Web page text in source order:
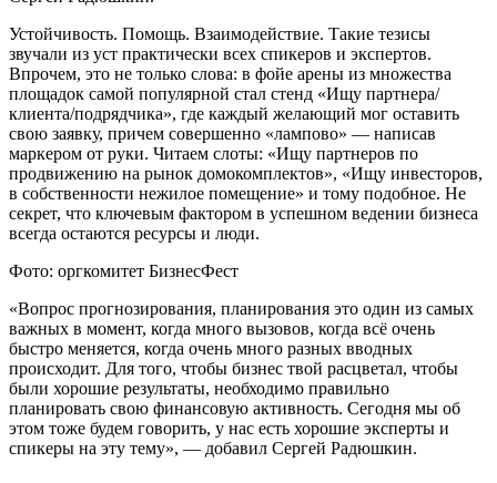
Устойчивость. Помощь. Взаимодействие. Такие тезисы
звучали из уст практически всех спикеров и экспертов.
Впрочем, это не только слова: в фойе арены из множества
площадок самой популярной стал стенд «Ищу партнера/
клиента/подрядчика», где каждый желающий мог оставить
свою заявку, причем совершенно «лампово» — написав
маркером от руки. Читаем слоты: «Ищу партнеров по
продвижению на рынок домокомплектов», «Ищу инвесторов,
в собственности нежилое помещение» и тому подобное. Не
секрет, что ключевым фактором в успешном ведении бизнеса
всегда остаются ресурсы и люди.
Фото: оргкомитет БизнесФест
«Вопрос прогнозирования, планирования это один из самых
важных в момент, когда много вызовов, когда всё очень
быстро меняется, когда очень много разных вводных
происходит. Для того, чтобы бизнес твой расцветал, чтобы
были хорошие результаты, необходимо правильно
планировать свою финансовую активность. Сегодня мы об
этом тоже будем говорить, у нас есть хорошие эксперты и
спикеры на эту тему», — добавил Сергей Радюшкин.